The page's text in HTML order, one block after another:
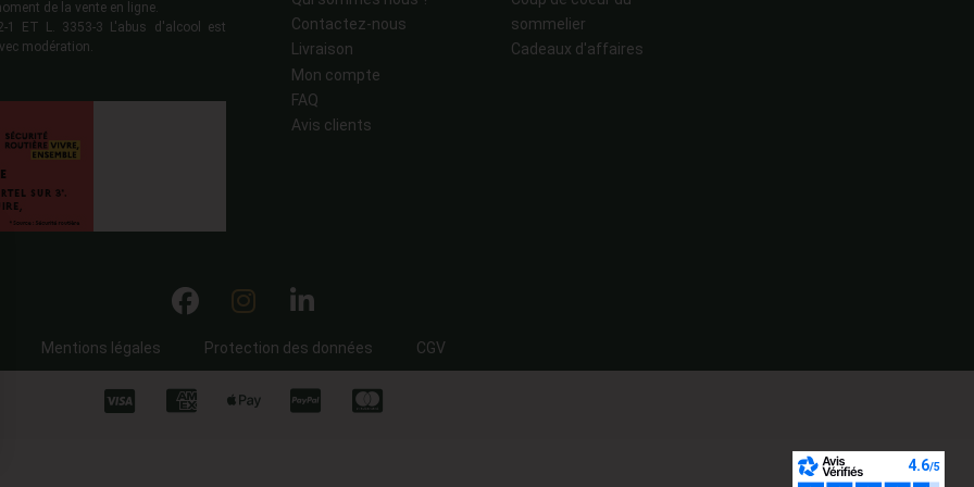
de la vente en ligne.
1 ET L. 3353-3 L'abus d'alcool est
modération.
Contactez-nous
Livraison
Mon compte
FAQ
Avis clients
sommelier
Cadeaux d'affaires
Mentions légales Protection des données CGV